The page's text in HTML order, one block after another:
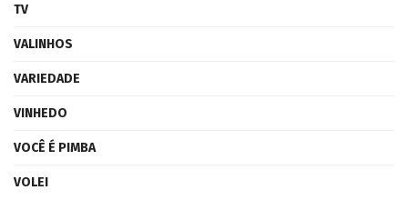
TV
VALINHOS
VARIEDADE
VINHEDO
VOCÊ É PIMBA
VOLEI